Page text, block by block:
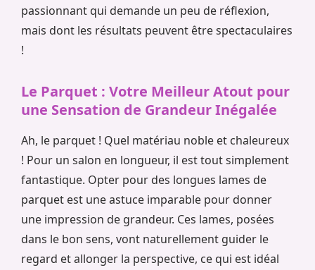
passionnant qui demande un peu de réflexion,
mais dont les résultats peuvent être spectaculaires
!
Le Parquet : Votre Meilleur Atout pour
une Sensation de Grandeur Inégalée
Ah, le parquet ! Quel matériau noble et chaleureux
! Pour un salon en longueur, il est tout simplement
fantastique. Opter pour des longues lames de
parquet est une astuce imparable pour donner
une impression de grandeur. Ces lames, posées
dans le bon sens, vont naturellement guider le
regard et allonger la perspective, ce qui est idéal